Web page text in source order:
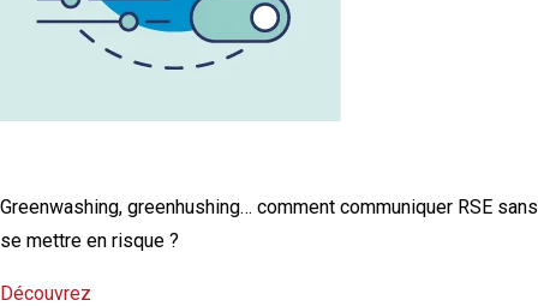
Greenwashing, greenhushing… comment communiquer RSE sans
se mettre en risque ?
Découvrez